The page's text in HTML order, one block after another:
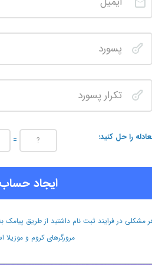
را حل کنید =
ایجاد
مرورگرهای کروم و موزیلا